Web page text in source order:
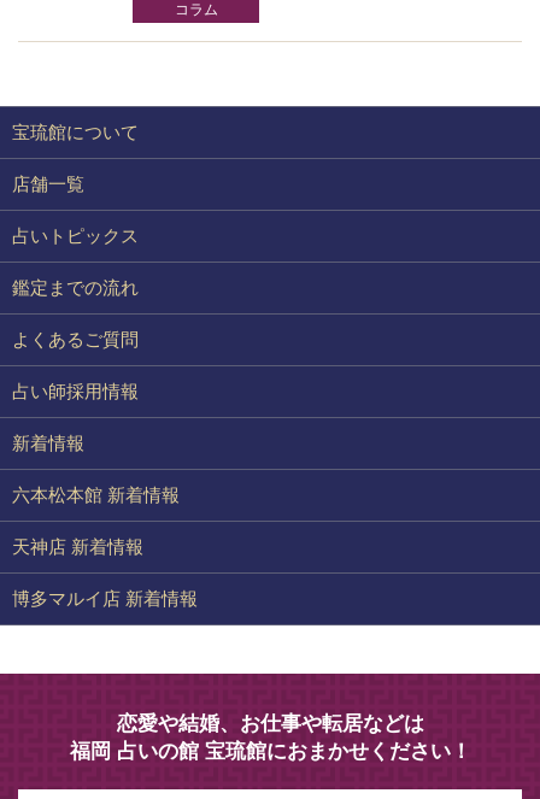
コラム
宝琉館について
店舗一覧
占いトピックス
鑑定までの流れ
よくあるご質問
占い師採用情報
新着情報
六本松本館 新着情報
天神店 新着情報
博多マルイ店 新着情報
恋愛や結婚、お仕事や転居などは
福岡 占いの館 宝琉館におまかせください！